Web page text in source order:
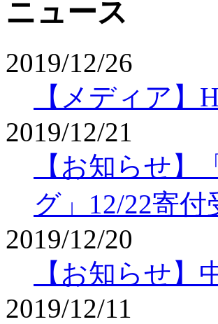
2019/12/26
【メディア】
2019/12/21
【お知らせ
グ」12/22寄付
2019/12/20
【お知らせ】
2019/12/11